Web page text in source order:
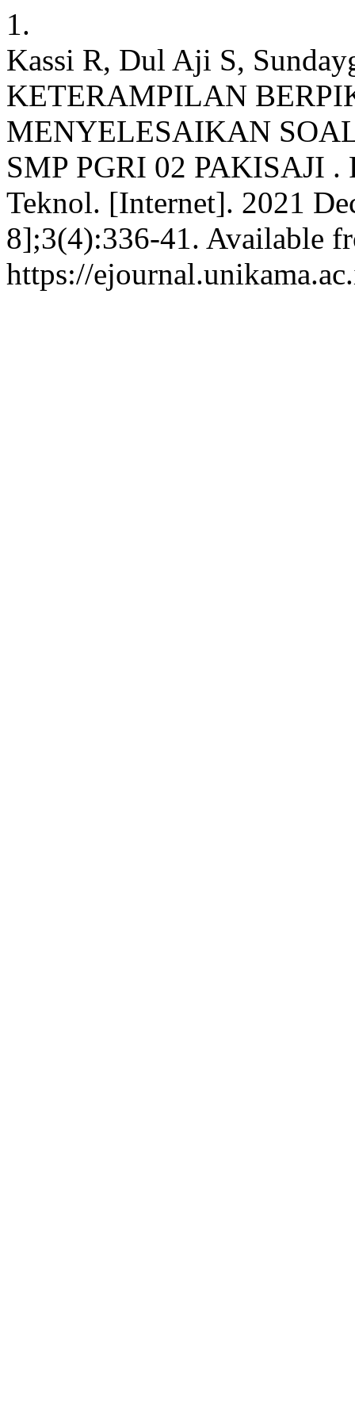
1.
Kassi R, Dul Aji S,
KETERAMPILAN
MENYELESAIKAN
SMP PGRI 02 PAKISAJI .
Teknol. [Internet]. 2021
8];3(4):336-41. Available
https://